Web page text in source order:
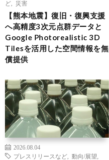
ど
災害
【熊本地震】復旧・復興支援
へ高精度3次元点群データと
Google Photorealistic 3D
Tilesを活用した空間情報を無
償提供
2026.08.04
プレスリリースなど
動向/展望